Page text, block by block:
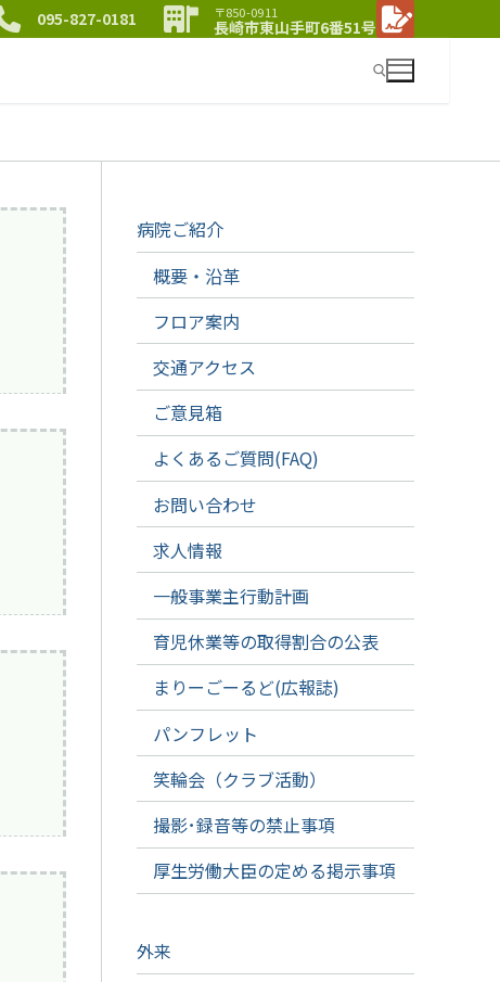
095-827-0181 〒850-0911
長崎市東山手町6番51号
検索:
病院ご紹介
概要・沿革
フロア案内
交通アクセス
ご意見箱
よくあるご質問(FAQ)
お問い合わせ
求人情報
一般事業主行動計画
育児休業等の取得割合の公表
まりーごーるど(広報誌)
パンフレット
笑輪会（クラブ活動）
撮影･録音等の禁止事項
厚生労働大臣の定める掲示事項
外来